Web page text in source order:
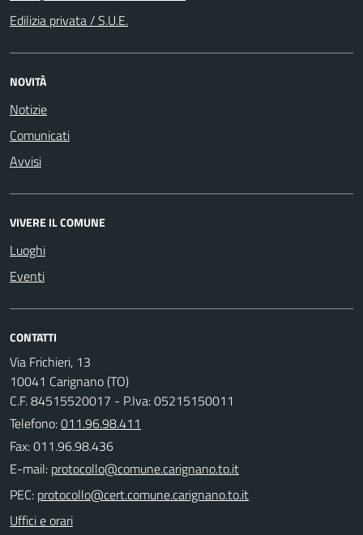
Edilizia privata / S.U.E.
NOVITÀ
Notizie
Comunicati
Avvisi
VIVERE IL COMUNE
Luoghi
Eventi
CONTATTI
Via Frichieri, 13
10041 Carignano (TO)
C.F. 84515520017 - P.Iva: 05215150011
Telefono:011.96.98.411
Fax: 011.96.98.436
E-mail:
PEC:
Uffici e orari